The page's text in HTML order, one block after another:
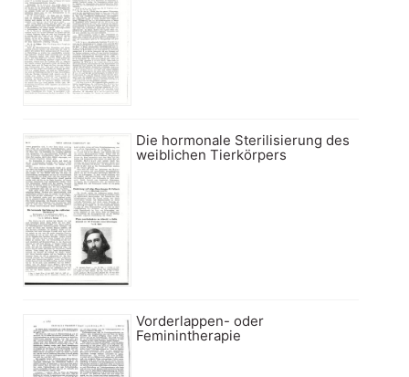
Die hormonale Sterilisierung des
weiblichen Tierkörpers
Vorderlappen- oder
Feminintherapie